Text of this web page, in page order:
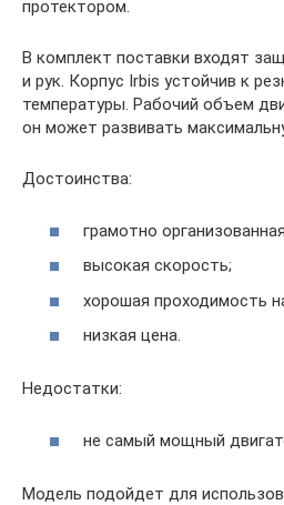
протектором.
В комплект поставки входят
и рук. Корпус Irbis устойчив к
температуры. Рабочий объем
он может развивать
Достоинства:
грамотно
высокая скорость;
хорошая проходимость
низкая цена.
Недостатки:
не самый мощный
Модель подойдет для